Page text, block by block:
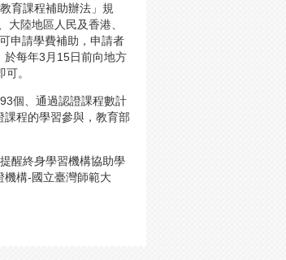
育課程補助辦法」規
陸地區人民及香港、
申請學費補助，申請者
於每年3月15日前向地方
。
個、通過認證課程數計
程的學習參與，教育部
醒終身學習機構協助學
機構-國立臺灣師範大